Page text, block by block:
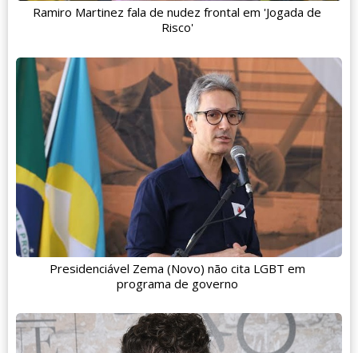
Ramiro Martinez fala de nudez frontal em 'Jogada de
Risco'
Presidenciável Zema (Novo) não cita LGBT em
programa de governo